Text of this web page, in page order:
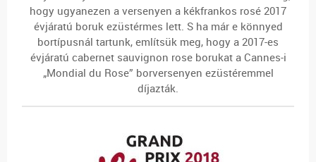
hogy ugyanezen a versenyen a kékfrankos rosé 2017
évjáratú boruk ezüstérmes lett. S ha már e könnyed
bortípusnál tartunk, említsük meg, hogy a 2017-es
évjáratú cabernet sauvignon rose borukat a Cannes-i
„Mondial du Rose” borversenyen ezüstéremmel
díjazták.